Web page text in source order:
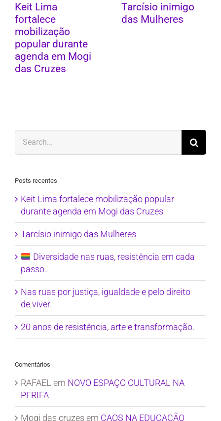
Keit Lima
fortalece
mobilização
popular durante
agenda em Mogi
das Cruzes
Tarcísio inimigo
das Mulheres
for:
Posts recentes
Keit Lima fortalece mobilização popular
durante agenda em Mogi das Cruzes
Tarcísio inimigo das Mulheres
Diversidade nas ruas, resistência em cada
passo.
Nas ruas por justiça, igualdade e pelo direito
de viver.
20 anos de resistência, arte e transformação.
Comentários
RAFAEL em NOVO ESPAÇO CULTURAL NA
PERIFA
Mogi das cruzes em CAOS NA EDUCAÇÃO